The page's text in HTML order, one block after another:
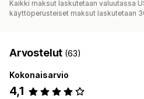
Kaikki maksut laskutetaan valuutassa
käyttöperusteiset maksut laskutetaan
Arvostelut (63)
Kokonaisarvio
4,1